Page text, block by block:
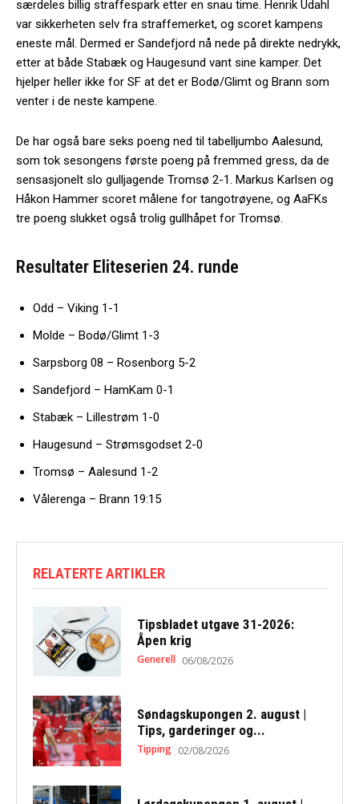
særdeles billig straffespark etter en snau time. Henrik Udahl
var sikkerheten selv fra straffemerket, og scoret kampens
eneste mål. Dermed er Sandefjord nå nede på direkte nedrykk,
etter at både Stabæk og Haugesund vant sine kamper. Det
hjelper heller ikke for SF at det er Bodø/Glimt og Brann som
venter i de neste kampene.
De har også bare seks poeng ned til tabelljumbo Aalesund,
som tok sesongens første poeng på fremmed gress, da de
sensasjonelt slo gulljagende Tromsø 2-1. Markus Karlsen og
Håkon Hammer scoret målene for tangotrøyene, og AaFKs
tre poeng slukket også trolig gullhåpet for Tromsø.
Resultater Eliteserien 24. runde
Odd – Viking 1-1
Molde – Bodø/Glimt 1-3
Sarpsborg 08 – Rosenborg 5-2
Sandefjord – HamKam 0-1
Stabæk – Lillestrøm 1-0
Haugesund – Strømsgodset 2-0
Tromsø – Aalesund 1-2
Vålerenga – Brann 19:15
RELATERTE ARTIKLER
Tipsbladet utgave 31-2026:
Åpen krig
Generell 06/08/2026
Søndagskupongen 2. august |
Tips, garderinger og...
Tipping 02/08/2026